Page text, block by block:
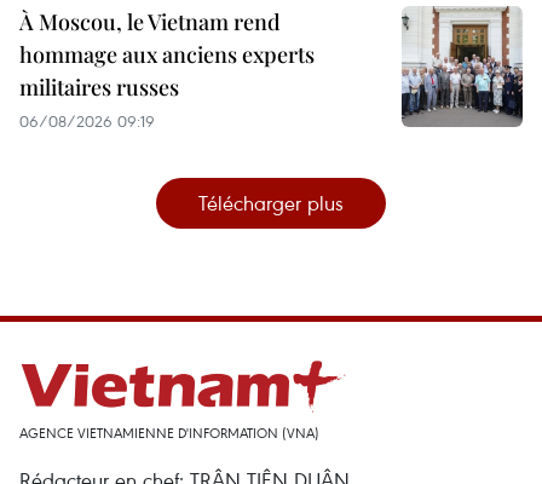
À Moscou, le Vietnam rend
hommage aux anciens experts
militaires russes
06/08/2026 09:19
Télécharger plus
AGENCE VIETNAMIENNE D'INFORMATION (VNA)